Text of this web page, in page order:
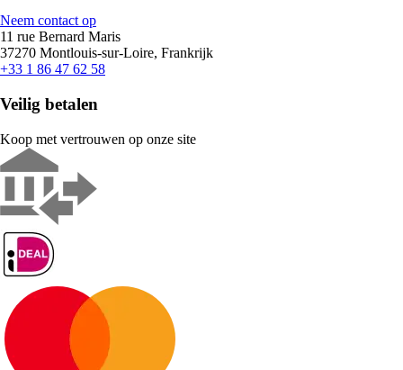
Neem contact op
11 rue Bernard Maris
37270 Montlouis-sur-Loire, Frankrijk
+33 1 86 47 62 58
Veilig betalen
Koop met vertrouwen op onze site